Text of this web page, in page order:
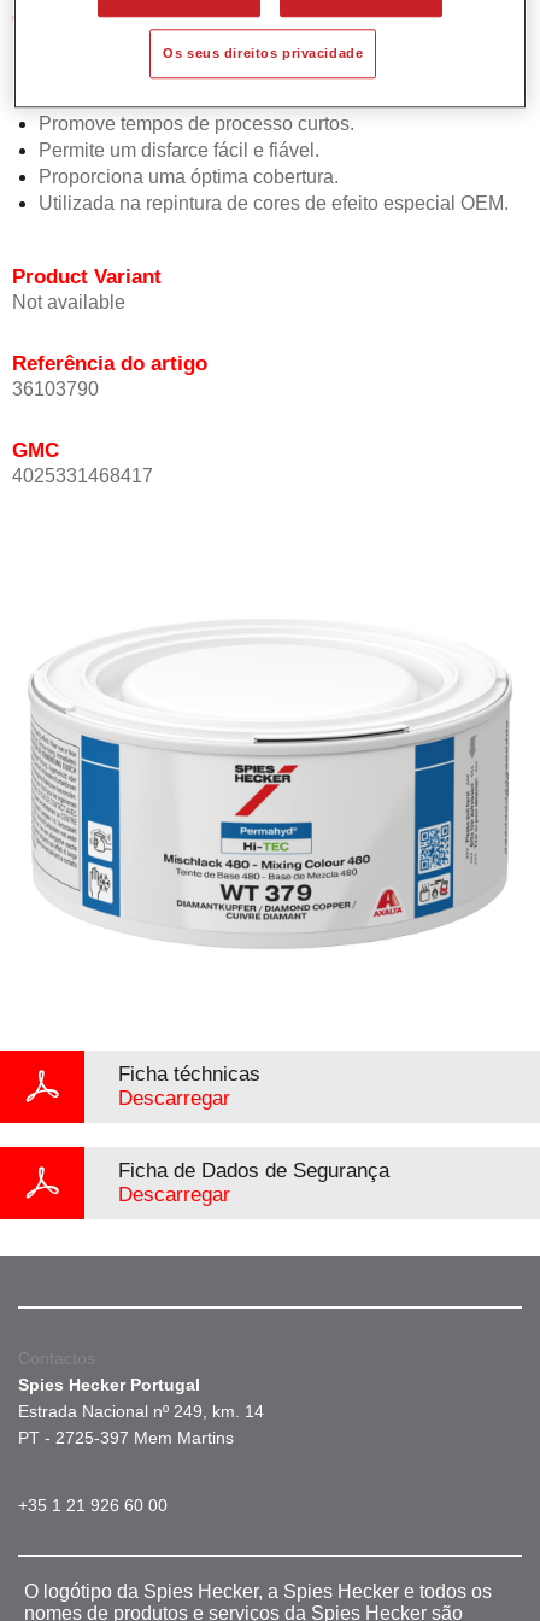
Características do produto
Simples e rápido de aplicar.
Promove tempos de processo curtos.
Permite um disfarce fácil e fiável.
Proporciona uma óptima cobertura.
Utilizada na repintura de cores de efeito especial OEM.
Product Variant
Not available
Referência do artigo
36103790
GMC
4025331468417
Ficha téchnicas
Descarregar
Ficha de Dados de Segurança
Descarregar
Contactos
Spies Hecker Portugal
Estrada Nacional nº 249, km. 14
PT - 2725-397 Mem Martins
+35 1 21 926 60 00
O logótipo da Spies Hecker, a Spies Hecker e todos os
nomes de produtos e serviços da Spies Hecker são
Os seus direitos privacidade